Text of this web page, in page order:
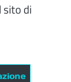
sito di